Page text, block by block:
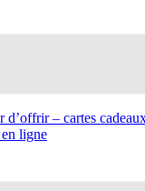
d’offrir – cartes
ligne